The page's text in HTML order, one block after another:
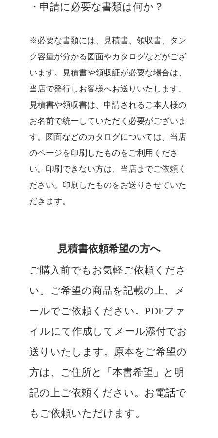
・申請に必要な書類は何か？
※必要な書類には、見積書、領収書、タン
ク容量が分かる図面やカタログなどがござ
います。見積書や領収証が必要な場合は、
当店で発行しお客様へお送りいたします。
見積書や領収書は、申請されるご本人様の
お名前で統一していただく必要がございま
す。図面などのカタログについては、当店
のページを印刷したものをご利用くださ
い。印刷できない方は、当店までご依頼く
ださい。印刷したものをお送りさせていた
だきます。
見積書依頼希望の方へ
ご購入前でもお気軽ご依頼くださ
い。ご希望の商品を記載の上、メ
ールでご依頼ください。PDFファ
イルにて作成してメール添付でお
送りいたします。原本をご希望の
方は、ご住所と「本書希望」と明
記の上ご依頼ください。お電話で
もご依頼いただけます。